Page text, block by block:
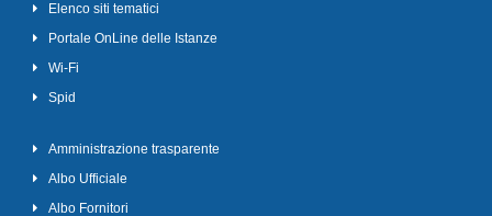
Elenco siti tematici
Portale OnLine delle Istanze
Wi-Fi
Spid
Amministrazione trasparente
Albo Ufficiale
Albo Fornitori